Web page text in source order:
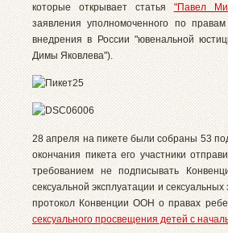
которые открывает статья "Павел
заявления уполномоченного по
внедрения в России "ювенальной
Димы Яковлева").
28 апреля на пикете были собраны 53
окончания пикета его участники
требованием не подписывать К
сексуальной эксплуатации и
протокол Конвенции ООН о правах
сексуального просвещения детей с